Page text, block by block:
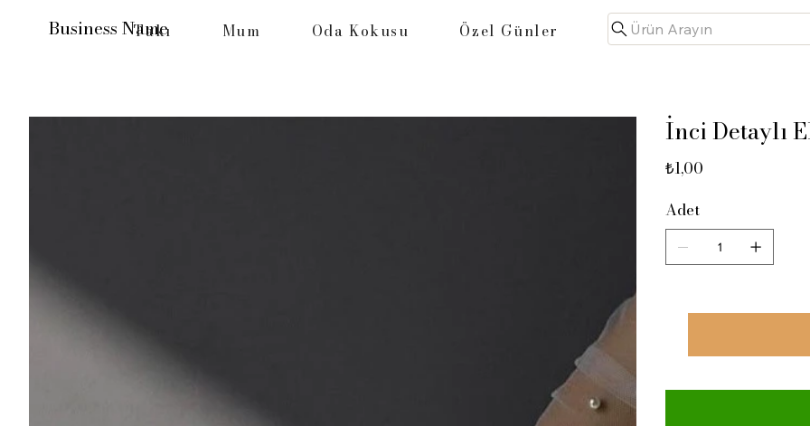
Business Name
Takı Mum Oda Kokusu Özel Günler Ürün Arayın
İnci Detaylı
Fiyat
₺1,00
Adet